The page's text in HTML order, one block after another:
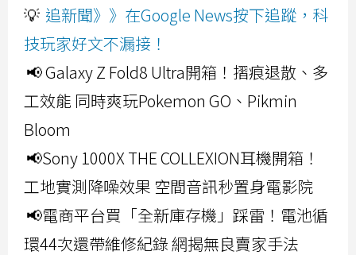
💡 追新聞》》在Google News按下追蹤，科
技玩家好文不漏接！
📢 Galaxy Z Fold8 Ultra開箱！摺痕退散、多
工效能 同時爽玩Pokemon GO、Pikmin
Bloom
📢Sony 1000X THE COLLEXION耳機開箱！
工地實測降噪效果 空間音訊秒置身電影院
📢電商平台買「全新庫存機」踩雷！電池循
環44次還帶維修紀錄 網揭無良賣家手法